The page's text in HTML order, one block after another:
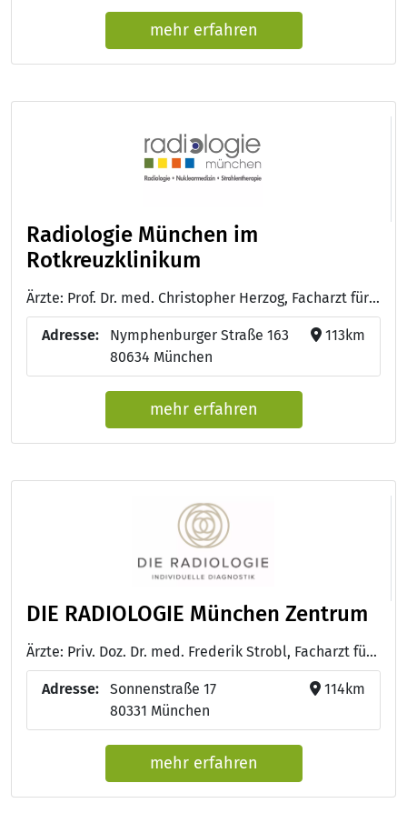
mehr erfahren
Radiologie München im
Rotkreuzklinikum
Ärzte: Prof. Dr. med. Christopher Herzog, Facharzt für Diagnostische Radiologie
Adresse:
Nymphenburger Straße 163
80634 München
113km
mehr erfahren
DIE RADIOLOGIE München Zentrum
Ärzte: Priv. Doz. Dr. med. Frederik Strobl, Facharzt für Radiologie - Prof. Dr. med. Johannes Grüneisen, Facharzt für Radiologie
Adresse:
Sonnenstraße 17
80331 München
114km
mehr erfahren